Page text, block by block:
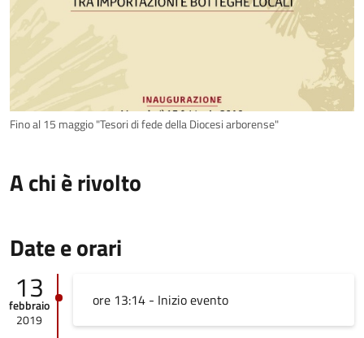
Fino al 15 maggio "Tesori di fede della Diocesi arborense"
A chi è rivolto
Date e orari
13
febbraio
2019
ore 13:14 - Inizio evento